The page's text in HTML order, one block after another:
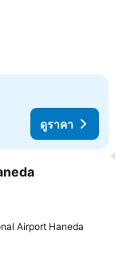
ดูราคา
โปรด
Airport Haneda